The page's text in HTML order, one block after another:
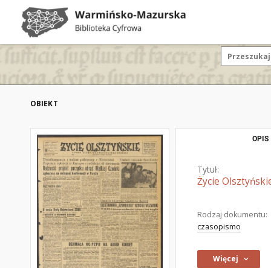
OBIEKT
OPIS
Tytuł:
Życie
Rodzaj dokumentu:
czasopismo
Więcej